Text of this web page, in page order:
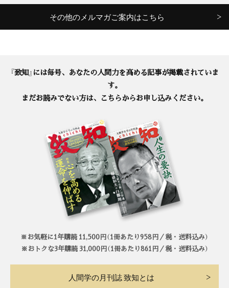
その他のメルマガご案内はこちら
『致知』には毎号、あなたの人間力を高める記事が掲載されていま
す。
まだお読みでない方は、こちらからお申し込みください。
※お気軽に1年購読 11,500円（1冊あたり958円／税・送料込み）
※おトクな3年購読 31,000円（1冊あたり861円／税・送料込み）
人間学の月刊誌 致知とは